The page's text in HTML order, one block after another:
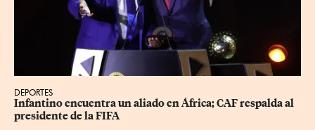
DEPORTES
Infantino encuentra un aliado en África; CAF respalda al
presidente de la FIFA